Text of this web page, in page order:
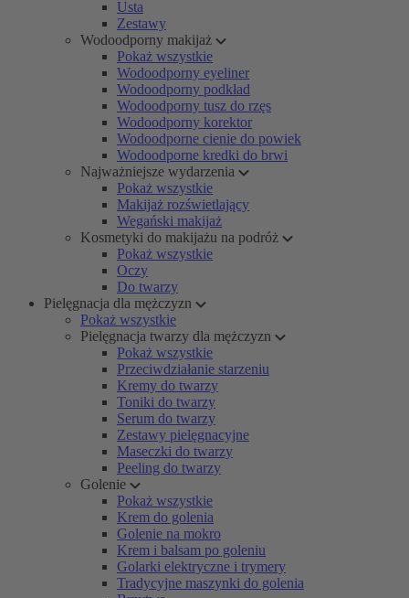
Usta
Zestawy
Wodoodporny makijaż
Pokaż wszystkie
Wodoodporny eyeliner
Wodoodporny podkład
Wodoodporny tusz do rzęs
Wodoodporny korektor
Wodoodporne cienie do powiek
Wodoodporne kredki do brwi
Najważniejsze wydarzenia
Pokaż wszystkie
Makijaż rozświetlający
Wegański makijaż
Kosmetyki do makijażu na podróż
Pokaż wszystkie
Oczy
Do twarzy
Pielęgnacja dla mężczyzn
Pokaż wszystkie
Pielęgnacja twarzy dla mężczyzn
Pokaż wszystkie
Przeciwdziałanie starzeniu
Kremy do twarzy
Toniki do twarzy
Serum do twarzy
Zestawy pielęgnacyjne
Maseczki do twarzy
Peeling do twarzy
Golenie
Pokaż wszystkie
Krem do golenia
Golenie na mokro
Krem i balsam po goleniu
Golarki elektryczne i trymery
Tradycyjne maszynki do golenia